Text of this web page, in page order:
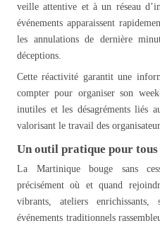
veille attentive et à un réseau
événements apparaissent
les annulations de dernière
déceptions.
Cette réactivité garantit une
compter pour organiser son
inutiles et les désagréments liés
valorisant le travail des
Un outil pratique pour tous
La Martinique bouge sans
précisément où et quand
vibrants, ateliers
événements traditionnels